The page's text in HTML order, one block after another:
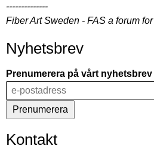
--------------
Fiber Art Sweden - FAS a forum
Nyhetsbrev
Prenumerera på vårt nyhetsbrev
Kontakt